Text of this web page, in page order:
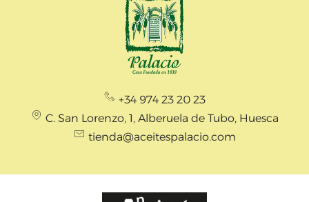
+34 974 23 20 23
C. San Lorenzo, 1, Alberuela de Tubo, Huesca
tienda@aceitespalacio.com